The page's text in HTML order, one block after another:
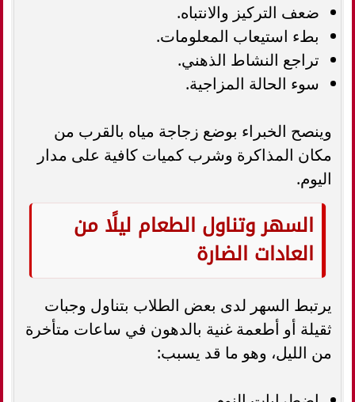
ضعف التركيز والانتباه.
بطء استيعاب المعلومات.
تراجع النشاط الذهني.
سوء الحالة المزاجية.
وينصح الخبراء بوضع زجاجة مياه بالقرب من
مكان المذاكرة وشرب كميات كافية على مدار
اليوم.
السهر وتناول الطعام ليلًا من
العادات الضارة
يرتبط السهر لدى بعض الطلاب بتناول وجبات
ثقيلة أو أطعمة غنية بالدهون في ساعات متأخرة
من الليل، وهو ما قد يسبب: